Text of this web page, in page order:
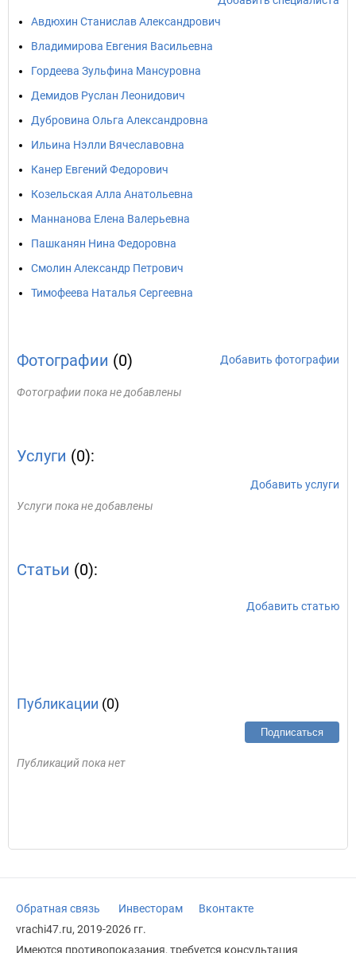
Авдюхин Станислав Александрович
Владимирова Евгения Васильевна
Гордеева Зульфина Мансуровна
Демидов Руслан Леонидович
Дубровина Ольга Александровна
Ильина Нэлли Вячеславовна
Канер Евгений Федорович
Козельская Алла Анатольевна
Маннанова Елена Валерьевна
Пашканян Нина Федоровна
Смолин Александр Петрович
Тимофеева Наталья Сергеевна
Фотографии (0) Добавить фотографии
Фотографии пока не добавлены
Услуги (0):
Добавить услуги
Услуги пока не добавлены
Статьи (0):
Добавить статью
Публикации (0)
Подписаться
Публикаций пока нет
Обратная связь Инвесторам
Вконтакте
vrachi47.ru, 2019-2026 гг.
Имеются противопоказания, требуется консультация